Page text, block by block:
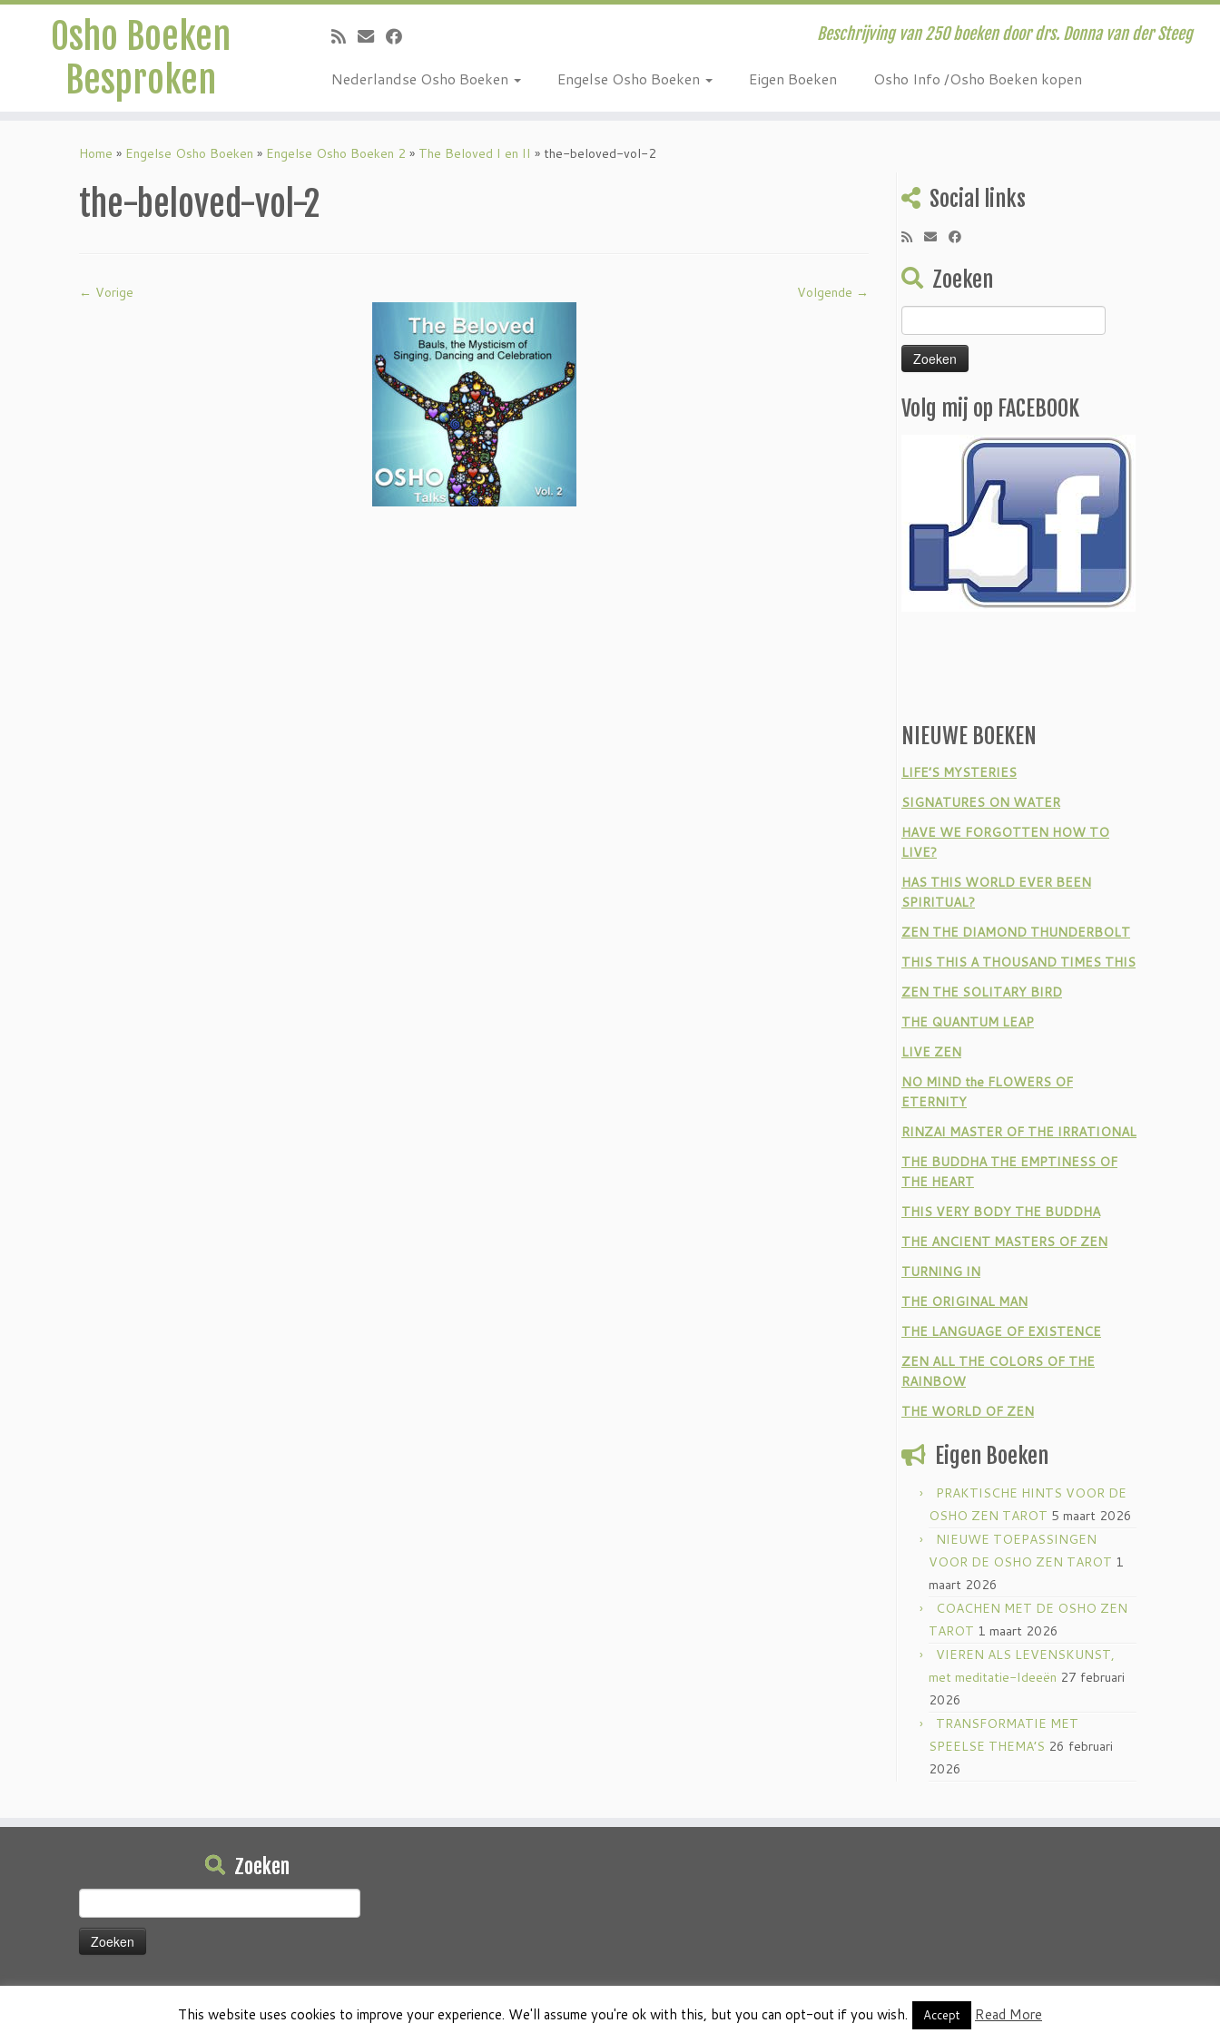
Osho Boeken
Besproken
Beschrijving van 250 boeken door drs. Donna van der Steeg
Nederlandse Osho Boeken Engelse Osho Boeken Eigen Boeken Osho Info /Osho Boeken kopen
Home » Engelse Osho Boeken » Engelse Osho Boeken 2 » The Beloved I en II » the-beloved-vol-2
the-beloved-vol-2
← Vorige Volgende →
Social links
Zoeken
naar:
Volg mij op FACEBOOK
NIEUWE BOEKEN
LIFE’S MYSTERIES
SIGNATURES ON WATER
HAVE WE FORGOTTEN HOW TO
LIVE?
HAS THIS WORLD EVER BEEN
SPIRITUAL?
ZEN THE DIAMOND THUNDERBOLT
THIS THIS A THOUSAND TIMES THIS
ZEN THE SOLITARY BIRD
THE QUANTUM LEAP
LIVE ZEN
NO MIND the FLOWERS OF
ETERNITY
RINZAI MASTER OF THE IRRATIONAL
THE BUDDHA THE EMPTINESS OF
THE HEART
THIS VERY BODY THE BUDDHA
THE ANCIENT MASTERS OF ZEN
TURNING IN
THE ORIGINAL MAN
THE LANGUAGE OF EXISTENCE
ZEN ALL THE COLORS OF THE
RAINBOW
THE WORLD OF ZEN
Eigen Boeken
PRAKTISCHE HINTS VOOR DE
OSHO ZEN TAROT 5 maart 2026
NIEUWE TOEPASSINGEN
VOOR DE OSHO ZEN TAROT 1
maart 2026
COACHEN MET DE OSHO ZEN
TAROT 1 maart 2026
VIEREN ALS LEVENSKUNST,
met meditatie-Ideeën 27 februari
2026
TRANSFORMATIE MET
SPEELSE THEMA’S 26 februari
2026
Zoeken
naar:
·© 2026 Osho Boeken Besproken·Aangeboden door ·Ontworpen met deCustomizr thema ·
This website uses cookies to improve your experience. We'll assume you're ok with this, but you can opt-out if you wish. Accept Read More